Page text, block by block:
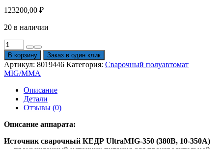
123200,00 ₽
20 в наличии
Количество
товара
Источник
сварочный
КЕДР
UltraMIG-
(380В,
350А)
В корзину Заказ в один клик
Артикул: 8019446 Категория: Сварочный полуавтомат
MIG/MMA
Описание
Детали
Отзывы (0)
Описание аппарата:
Источник сварочный КЕДР UltraMIG-350 (380В, 10-350А)